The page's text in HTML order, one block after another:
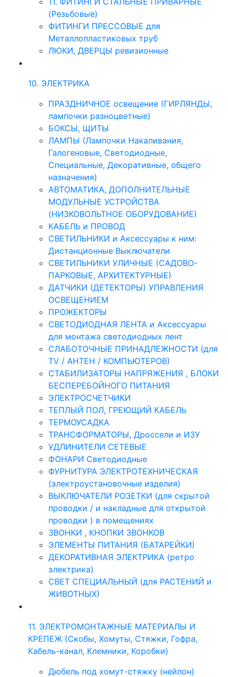
(Резьбовые)
ФИТИНГИ ПРЕССОВЫЕ для
Металлопластиковых труб
ЛЮКИ, ДВЕРЦЫ ревизионные
10. ЭЛЕКТРИКА
ПРАЗДНИЧНОЕ освещение (ГИРЛЯНДЫ,
лампочки разноцветные)
БОКСЫ, ЩИТЫ
ЛАМПЫ (Лампочки Накаливания,
Галогеновые, Светодиодные,
Специальные, Декоративные, общего
назначения)
АВТОМАТИКА, ДОПОЛНИТЕЛЬНЫЕ
МОДУЛЬНЫЕ УСТРОЙСТВА
(НИЗКОВОЛЬТНОЕ ОБОРУДОВАНИЕ)
КАБЕЛЬ и ПРОВОД
СВЕТИЛЬНИКИ и Аксессуары к ним:
Дистанционные Выключатели
СВЕТИЛЬНИКИ УЛИЧНЫЕ (САДОВО-
ПАРКОВЫЕ, АРХИТЕКТУРНЫЕ)
ДАТЧИКИ (ДЕТЕКТОРЫ) УПРАВЛЕНИЯ
ОСВЕЩЕНИЕМ
ПРОЖЕКТОРЫ
СВЕТОДИОДНАЯ ЛЕНТА и Аксессуары
для монтажа светодиодных лент
СЛАБОТОЧНЫЕ ПРИНАДЛЕЖНОСТИ (для
TV / АНТЕН / КОМПЬЮТЕРОВ)
СТАБИЛИЗАТОРЫ НАПРЯЖЕНИЯ , БЛОКИ
БЕСПЕРЕБОЙНОГО ПИТАНИЯ
ЭЛЕКТРОСЧЕТЧИКИ
ТЕПЛЫЙ ПОЛ, ГРЕЮЩИЙ КАБЕЛЬ
ТЕРМОУСАДКА
ТРАНСФОРМАТОРЫ, Дроссели и ИЗУ
УДЛИНИТЕЛИ СЕТЕВЫЕ
ФОНАРИ Светодиодные
ФУРНИТУРА ЭЛЕКТРОТЕХНИЧЕСКАЯ
(электроустановочные изделия)
ВЫКЛЮЧАТЕЛИ РОЗЕТКИ (для скрытой
проводки / и накладные для открытой
проводки ) в помещениях
ЗВОНКИ , КНОПКИ ЗВОНКОВ
ЭЛЕМЕНТЫ ПИТАНИЯ (БАТАРЕЙКИ)
ДЕКОРАТИВНАЯ ЭЛЕКТРИКА (ретро
электрика)
СВЕТ СПЕЦИАЛЬНЫЙ (для РАСТЕНИЙ и
ЖИВОТНЫХ)
11. ЭЛЕКТРОМОНТАЖНЫЕ МАТЕРИАЛЫ И
КРЕПЕЖ (Скобы, Хомуты, Стяжки, Гофра,
Кабель-канал, Клемники, Коробки)
Дюбель под хомут-стяжку (нейлон)